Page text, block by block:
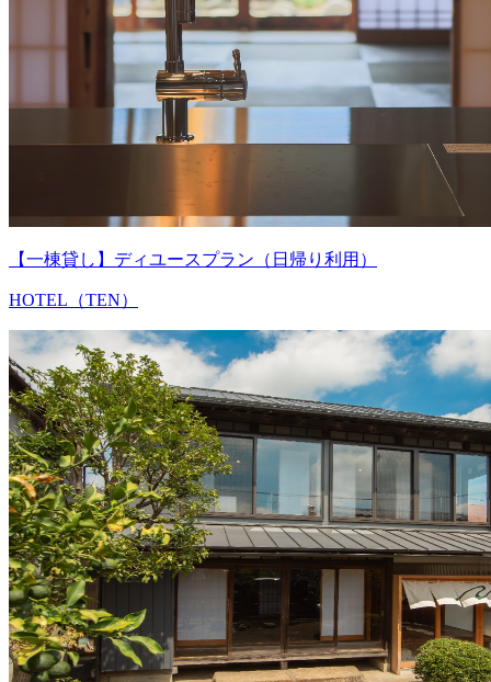
【一棟貸し】ディユースプラン（日帰り利用）
HOTEL（TEN）